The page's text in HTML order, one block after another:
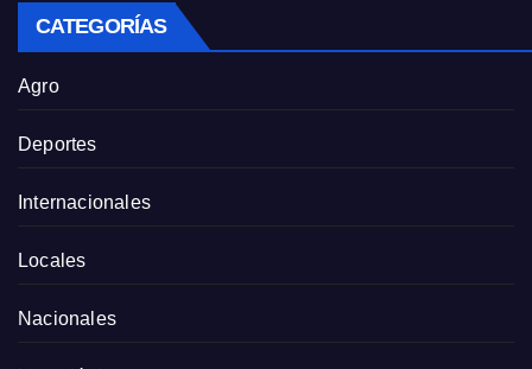
CATEGORÍAS
Agro
Deportes
Internacionales
Locales
Nacionales